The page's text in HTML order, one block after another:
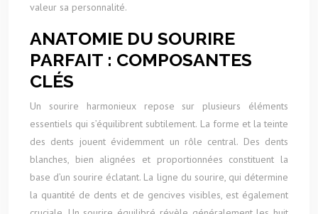
valeur sa personnalité.
ANATOMIE DU SOURIRE
PARFAIT : COMPOSANTES
CLÉS
Un sourire harmonieux repose sur plusieurs éléments
essentiels qui s’équilibrent subtilement. La forme et la teinte
des dents jouent évidemment un rôle central. Des dents
blanches, bien alignées et proportionnées constituent la
base d’un sourire éclatant. La ligne du sourire, qui détermine
la quantité de dents et de gencives visibles, est également